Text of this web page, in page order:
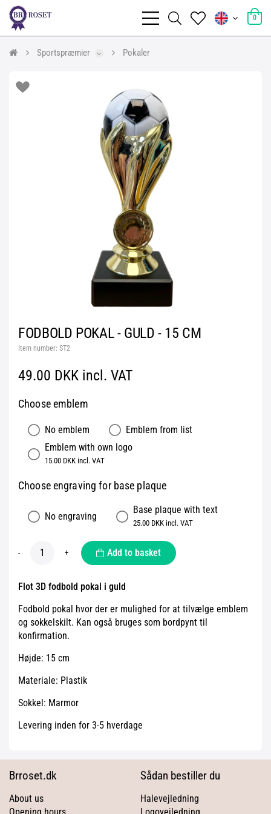
0
Sportspræmier Pokaler
FODBOLD POKAL - GULD - 15 CM
Item number: ST2
49.00 DKK incl. VAT
Choose emblem
No emblem
Emblem from list
Emblem with own logo
15.00 DKK incl. VAT
Choose engraving for base plaque
No engraving
Base plaque with text
25.00 DKK incl. VAT
- + Add to basket
Flot 3D fodbold pokal i guld
Fodbold pokal hvor der er mulighed for at tilvælge emblem
og sokkelskilt. Kan også bruges som bordpynt til
konfirmation.
Højde: 15 cm
Materiale: Plastik
Sokkel: Marmor
Levering inden for 3-5 hverdage
Brroset.dk
About us
Sådan bestiller du
Halevejledning